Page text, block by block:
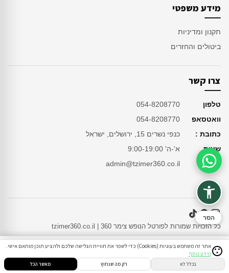
הזמנות הודעות התחבר
מידע משפטי
תקנון ומדיניות
ביטולים והחזרים
צרו קשר
טלפון
054-8208770
וואטסאפ
054-8208770
כתובת :
כנפי נשרים 15, ירושלים, ישראל
שעות
א'-ה' 9:00-19:00
מייל
admin@tzimer360.co.il
כל הזכויות שמורות לפורטל הנופש צימר 360 | tzimer360.co.il
אתר זה משתמש בעוגיות (Cookies) כדי לשפר את חוויית הגלישה שלכם ולהציע תוכן מותאם אישי.
מידע נוסף
בכלל לא רק מה שנחוץ מאשר הכל
סיוע בהזמנה
הסר